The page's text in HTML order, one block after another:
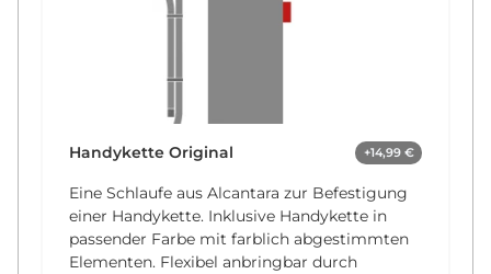
Handykette Original +14,99 €
Eine Schlaufe aus Alcantara zur Befestigung
einer Handykette. Inklusive Handykette in
passender Farbe mit farblich abgestimmten
Elementen. Flexibel anbringbar durch